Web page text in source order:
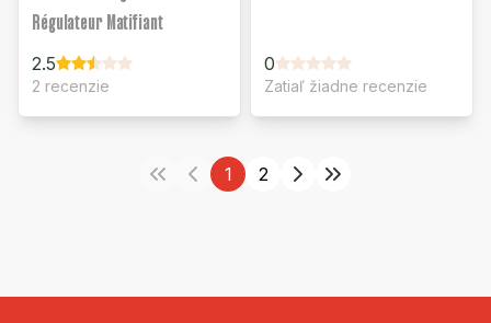
Régulateur Matifiant
2.5
2 recenzie
0
Zatiaľ žiadne recenzie
1 2